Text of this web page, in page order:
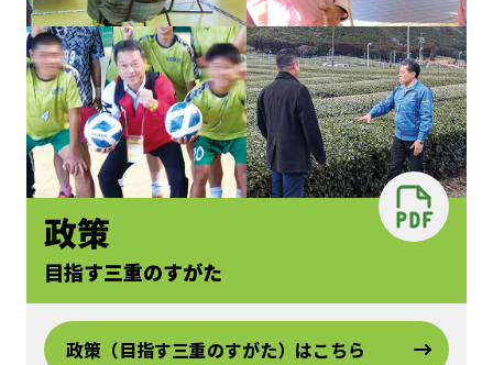
政策
目指す三重のすがた
政策（目指す三重のすがた）はこちら